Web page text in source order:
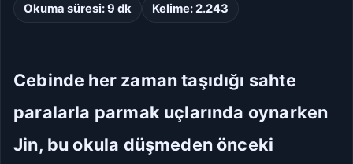
Manuel Yazı Boyutu
AYazı
Boyutu
Okuma süresi: 9 dk
Kelime: 2.243
Cebinde her zaman taşıdığı sahte
paralarla parmak uçlarında oynarken
Jin, bu okula düşmeden önceki